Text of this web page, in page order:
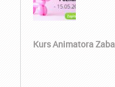
Kurs Animatora